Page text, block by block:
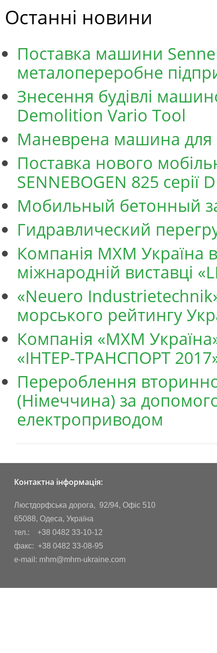
Останні новини
Поставка машини
металопереробне
Знесення будівлі
Demolition Vario Tool
Маневрена машина для
Поставка нового
SENNEBOGEN 825 серії D
Мобильный бетонный
Гидравлический
Компанія МХМ Україна
міжнародній виставці
«Neuero
морського рейтингу
Компанія «МХМ
«ІНТЕР-ТРАНСПОРТ
Перероблення
(Німеччина) за
електроприводом
Контактна інформація:
Люстдорфська дорога, 92/94, Офіс 510
65088, Одеса, Україна
тел.: +38 0482 33-10-12
факс: +38 0482 33-08-95
e-mail: mhm@mhm-ukraine.com